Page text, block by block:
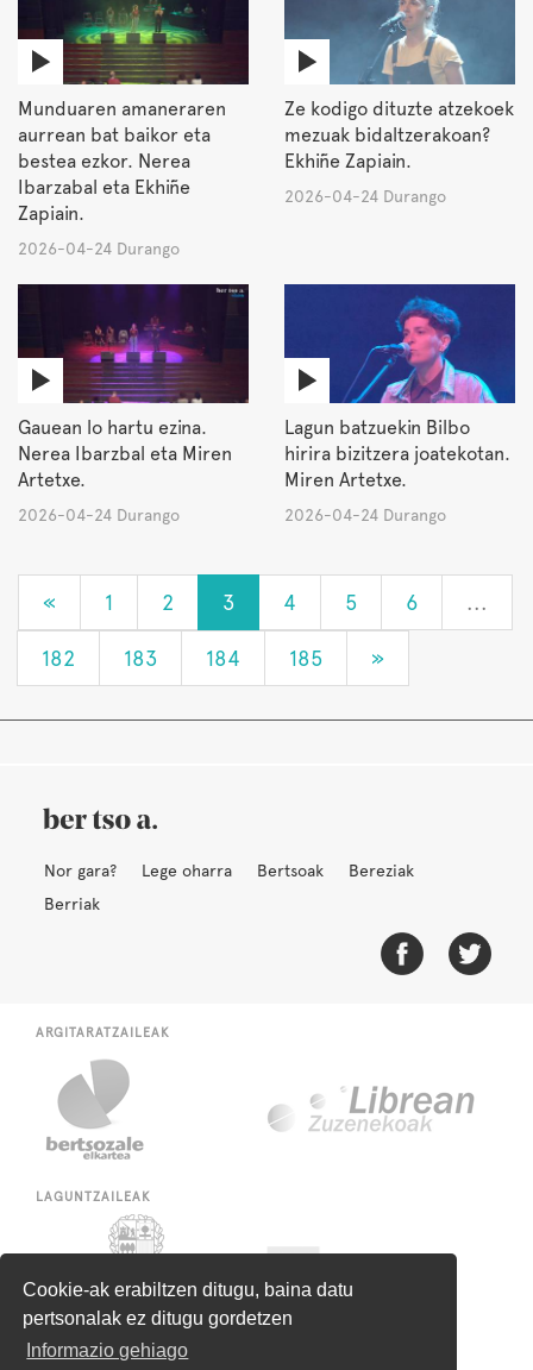
Cookie-ak erabiltzen ditugu, baina datu
pertsonalak ez ditugu gordetzen
Informazio gehiago
Munduaren amaneraren
aurrean bat baikor eta
bestea ezkor. Nerea
Ibarzabal eta Ekhiñe
Zapiain.
2026-04-24 Durango
Ze kodigo dituzte atzekoek
mezuak bidaltzerakoan?
Ekhiñe Zapiain.
2026-04-24 Durango
Gauean lo hartu ezina.
Nerea Ibarzbal eta Miren
Artetxe.
2026-04-24 Durango
Lagun batzuekin Bilbo
hirira bizitzera joatekotan.
Miren Artetxe.
2026-04-24 Durango
« 1 2 3 4 5 6 ...
182 183 184 185 »
Nor gara? Lege oharra Bertsoak
Bereziak
Berriak
ARGITARATZAILEAK
LAGUNTZAILEAK